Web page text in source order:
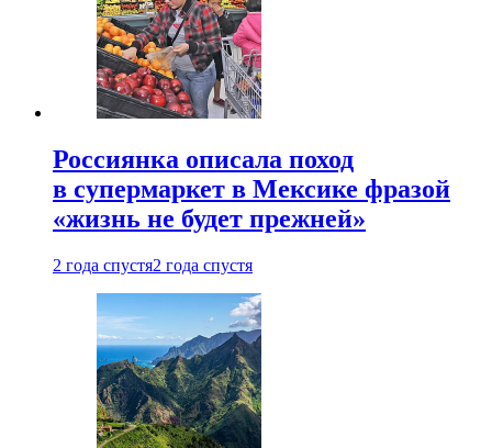
Россиянка описала поход
в супермаркет в Мексике фразой
«жизнь не будет прежней»
2 года спустя2 года спустя